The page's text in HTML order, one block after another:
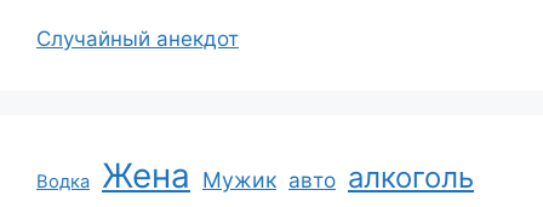
Случайный анекдот
Водка Жена Мужик авто алкоголь